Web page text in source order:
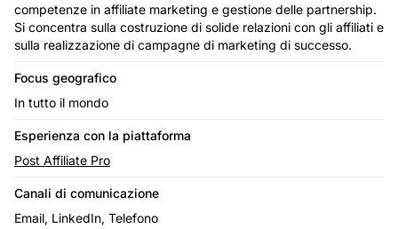
competenze in affiliate marketing e gestione delle partnership.
Si concentra sulla costruzione di solide relazioni con gli affiliati e
sulla realizzazione di campagne di marketing di successo.
Focus geografico
In tutto il mondo
Esperienza con la piattaforma
Post Affiliate Pro
Canali di comunicazione
Email, LinkedIn, Telefono